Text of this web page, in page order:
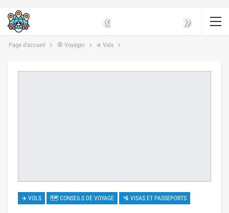
« »
Page d'accueil 🧭 Voyager ✈️ Vols
✈️ VOLS 🗺 CONSEILS DE VOYAGE 🛂 VISAS ET PASSEPORTS